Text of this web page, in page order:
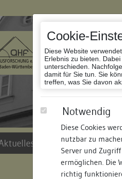
Cookie-
Diese Website
Erlebnis zu bieten.
unterschieden.
damit für Sie tun. Sie
treffen, was Sie davon
Notwendig
Diese Cookies
nutzbar zu
Server und
ermöglichen. Die
richtig
und Termine